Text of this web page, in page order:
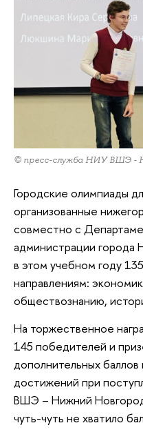
© пресс-служба НИУ ВШЭ -
Городские олимпиады
организованные
совместно с
администрации города
в этом учебном году
направлениям:
обществознанию,
На торжественное
145 победителей и
дополнительных баллов
достижений при
ВШЭ – Нижний
чуть-чуть не хватило